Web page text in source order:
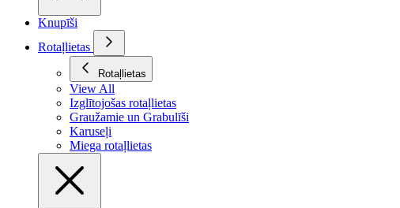
Knupīši
Rotaļlietas
Rotaļlietas
View All
Izglītojošas rotaļlietas
Graužamie un Grabulīši
Karuseļi
Miega rotaļlietas